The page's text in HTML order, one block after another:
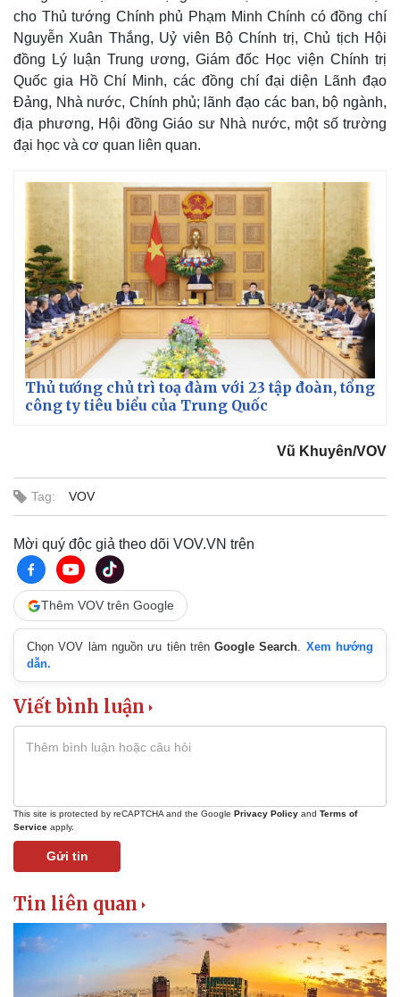
Pháp luật
Tư vấn luật
Phân tích
cho Thủ tướng Chính phủ Phạm Minh Chính có đồng chí
Nguyễn Xuân Thắng, Uỷ viên Bộ Chính trị, Chủ tịch Hội
đồng Lý luận Trung ương, Giám đốc Học viện Chính trị
Quốc gia Hồ Chí Minh, các đồng chí đại diện Lãnh đạo
Đảng, Nhà nước, Chính phủ; lãnh đạo các ban, bộ ngành,
địa phương, Hội đồng Giáo sư Nhà nước, một số trường
đại học và cơ quan liên quan.
Thủ tướng chủ trì toạ đàm với 23 tập đoàn, tổng
công ty tiêu biểu của Trung Quốc
Vũ Khuyên/VOV
Tag: VOV
Mời quý độc giả theo dõi VOV.VN trên
Thêm VOV trên Google
Chọn VOV làm nguồn ưu tiên trênGoogle Search. Xem hướng
dẫn.
Viết bình luận
This site is protected by reCAPTCHA and the Google Privacy Policy and Terms of
Service apply.
Gửi tin
Tin liên quan